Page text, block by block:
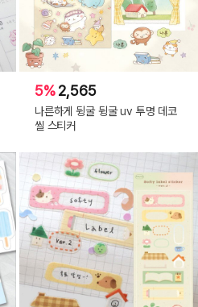
5%2,565
나른하게 뒹굴 뒹굴 uv 투명 데코
씰 스티커